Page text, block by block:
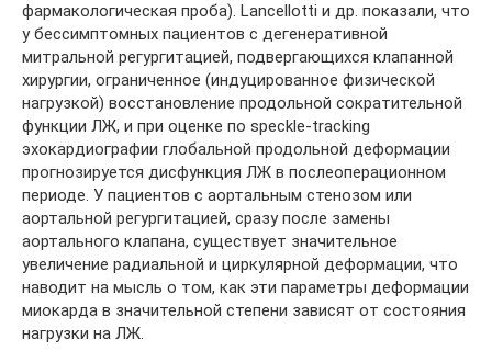
фармакологическая проба). Lancellotti и др. показали, что
у бессимптомных пациентов с дегенеративной
митральной регургитацией, подвергающихся клапанной
хирургии, ограниченное (индуцированное физической
нагрузкой) восстановление продольной сократительной
функции ЛЖ, и при оценке по speckle-tracking
эхокардиографии глобальной продольной деформации
прогнозируется дисфункция ЛЖ в послеоперационном
периоде. У пациентов с аортальным стенозом или
аортальной регургитацией, сразу после замены
аортального клапана, существует значительное
увеличение радиальной и циркулярной деформации, что
наводит на мысль о том, как эти параметры деформации
миокарда в значительной степени зависят от состояния
нагрузки на ЛЖ.